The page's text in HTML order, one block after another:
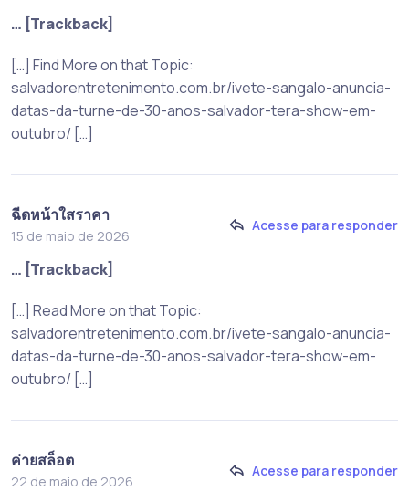
… [Trackback]
[…] Find More on that Topic:
salvadorentretenimento.com.br/ivete-sangalo-anuncia-
datas-da-turne-de-30-anos-salvador-tera-show-em-
outubro/ […]
ฉีดหน้าใสราคา
15 de maio de 2026
Acesse para responder
… [Trackback]
[…] Read More on that Topic:
salvadorentretenimento.com.br/ivete-sangalo-anuncia-
datas-da-turne-de-30-anos-salvador-tera-show-em-
outubro/ […]
ค่ายสล็อต
22 de maio de 2026
Acesse para responder